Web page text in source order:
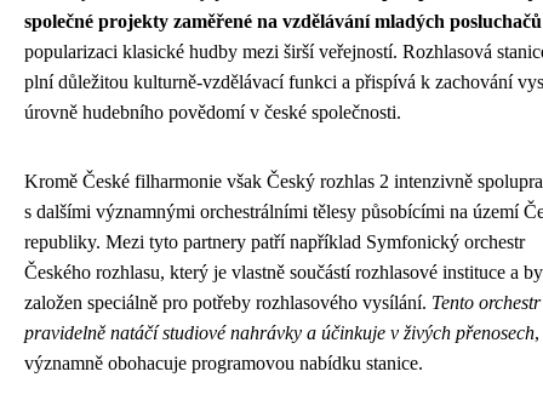
společné projekty zaměřené na vzdělávání mladých posluchačů
popularizaci klasické hudby mezi širší veřejností. Rozhlasová
plní důležitou kulturně-vzdělávací funkci a přispívá k zachování
úrovně hudebního povědomí v české společnosti.
Kromě České filharmonie však Český rozhlas 2 intenzivně
s dalšími významnými orchestrálními tělesy působícími na území
republiky. Mezi tyto partnery patří například Symfonický orchestr
Českého rozhlasu, který je vlastně součástí rozhlasové instituce a
založen speciálně pro potřeby rozhlasového vysílání. Tento orchestr
pravidelně natáčí studiové nahrávky a účinkuje v živých přenosech
významně obohacuje programovou nabídku stanice.